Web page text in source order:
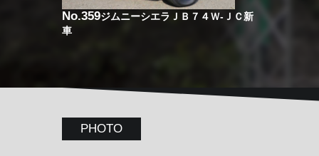
No.359ジムニーシエラＪＢ７４Ｗ-ＪＣ新
車
PHOTO